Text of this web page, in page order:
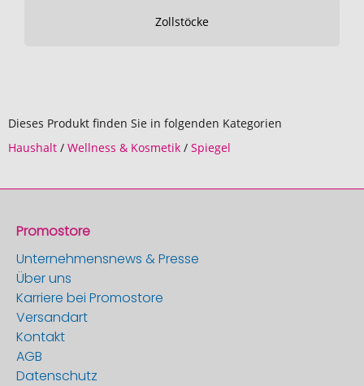
Zollstöcke
Dieses Produkt finden Sie in folgenden Kategorien
Haushalt / Wellness & Kosmetik / Spiegel
Promostore
Unternehmensnews & Presse
Über uns
Karriere bei Promostore
Versandart
Kontakt
AGB
Datenschutz